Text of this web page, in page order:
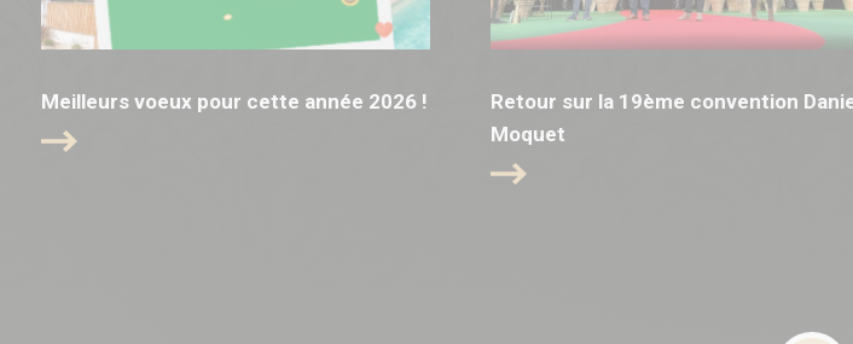
Meilleurs voeux pour cette année 2026 !
Retour sur la 19ème convention
Moquet